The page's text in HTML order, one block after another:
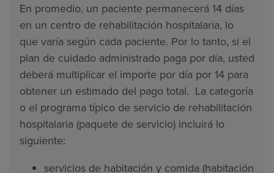
En promedio, un paciente permanecerá 14 días
en un centro de rehabilitación hospitalaria, lo
que varía según cada paciente. Por lo tanto, si el
plan de cuidado administrado paga por día, usted
deberá multiplicar el importe por día por 14 para
obtener un estimado del pago total. La categoría
o el programa típico de servicio de rehabilitación
hospitalaria (paquete de servicio) incluirá lo
siguiente:
servicios de habitación y comida (habitación